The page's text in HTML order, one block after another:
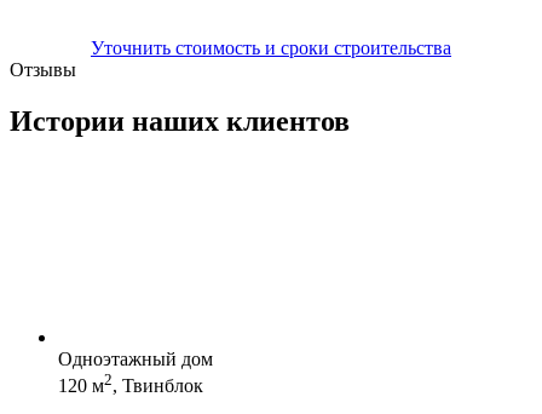
Уточнить стоимость и сроки строительства
Отзывы
Истории наших клиентов
Одноэтажный дом
120 м2, Твинблок